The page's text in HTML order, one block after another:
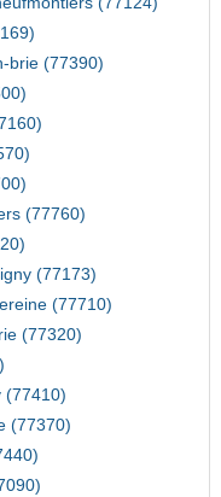
brie (77390)
(77760)
(77173)
(77710)
(77320)
(77410)
(77370)